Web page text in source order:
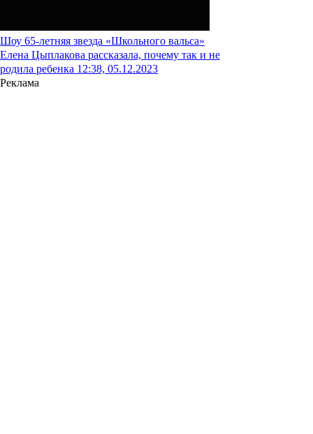
Шоу 65-летняя звезда «Школьного вальса»
Елена Цыплакова рассказала, почему так и не
родила ребенка 12:38, 05.12.2023
Реклама